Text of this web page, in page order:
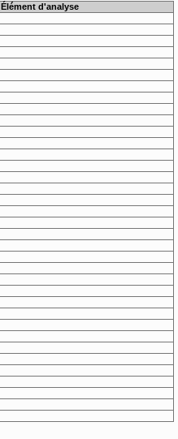
Élément d'analyse